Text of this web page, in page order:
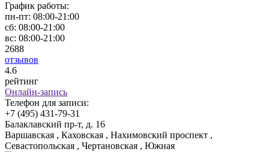
График работы:
пн-пт: 08:00-21:00
сб: 08:00-21:00
вс: 08:00-21:00
2688
отзывов
4.6
рейтинг
Онлайн-запись
Телефон для записи:
+7 (495) 431-79-31
Балаклавский пр-т, д. 16
Варшавская , Каховская , Нахимовский проспект ,
Севастопольская , Чертановская , Южная